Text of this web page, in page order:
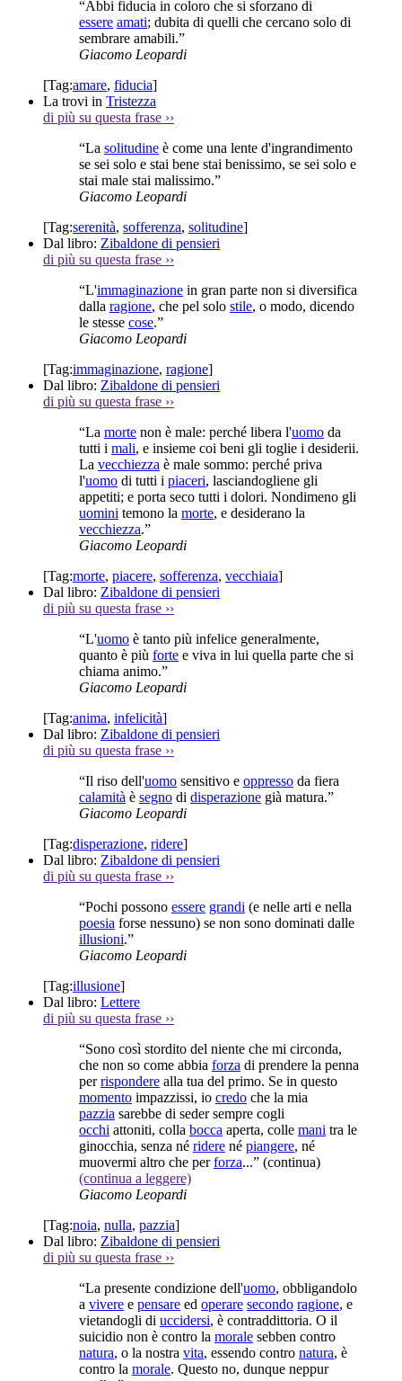
“Abbi fiducia in coloro che si sforzano di
essere amati; dubita di quelli che cercano solo di
sembrare amabili.”
Giacomo Leopardi
[Tag:amare, fiducia]
La trovi in Tristezza
di più su questa frase ››
“La solitudine è come una lente d'ingrandimento
se sei solo e stai bene stai benissimo, se sei solo e
stai male stai malissimo.”
Giacomo Leopardi
[Tag:serenità, sofferenza, solitudine]
Dal libro: Zibaldone di pensieri
di più su questa frase ››
“L'immaginazione in gran parte non si diversifica
dalla ragione, che pel solo stile, o modo, dicendo
le stesse cose.”
Giacomo Leopardi
[Tag:immaginazione, ragione]
Dal libro: Zibaldone di pensieri
di più su questa frase ››
“La morte non è male: perché libera l'uomo da
tutti i mali, e insieme coi beni gli toglie i desiderii.
La vecchiezza è male sommo: perché priva
l'uomo di tutti i piaceri, lasciandogliene gli
appetiti; e porta seco tutti i dolori. Nondimeno gli
uomini temono la morte, e desiderano la
vecchiezza.”
Giacomo Leopardi
[Tag:morte, piacere, sofferenza, vecchiaia]
Dal libro: Zibaldone di pensieri
di più su questa frase ››
“L'uomo è tanto più infelice generalmente,
quanto è più forte e viva in lui quella parte che si
chiama animo.”
Giacomo Leopardi
[Tag:anima, infelicità]
Dal libro: Zibaldone di pensieri
di più su questa frase ››
“Il riso dell'uomo sensitivo e oppresso da fiera
calamità è segno di disperazione già matura.”
Giacomo Leopardi
[Tag:disperazione, ridere]
Dal libro: Zibaldone di pensieri
di più su questa frase ››
“Pochi possono essere grandi (e nelle arti e nella
poesia forse nessuno) se non sono dominati dalle
illusioni.”
Giacomo Leopardi
[Tag:illusione]
Dal libro: Lettere
di più su questa frase ››
“Sono così stordito del niente che mi circonda,
che non so come abbia forza di prendere la penna
perrispondere alla tua del primo. Se in questo
momento impazzissi, io credo che la mia
pazzia sarebbe di seder sempre cogli
occhi attoniti, colla bocca aperta, colle mani tra le
ginocchia, senza né ridere né piangere, né
muovermi altro che perforza...” (continua)
(continua a leggere)
Giacomo Leopardi
[Tag:noia, nulla, pazzia]
Dal libro: Zibaldone di pensieri
di più su questa frase ››
“La presente condizione dell'uomo, obbligandolo
a vivere e pensare ed operare secondo ragione, e
vietandogli di uccidersi, è contraddittoria. O il
suicidio non è contro la morale sebben contro
natura, o la nostra vita, essendo contro natura, è
contro la morale. Questo no, dunque neppur